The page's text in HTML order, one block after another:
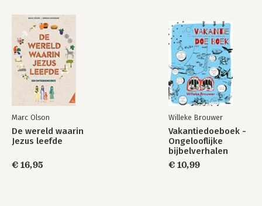
Marc Olson
De wereld waarin
Jezus leefde
€ 16,95
Willeke Brouwer
Vakantiedoeboek -
Ongelooflijke
bijbelverhalen
€ 10,99